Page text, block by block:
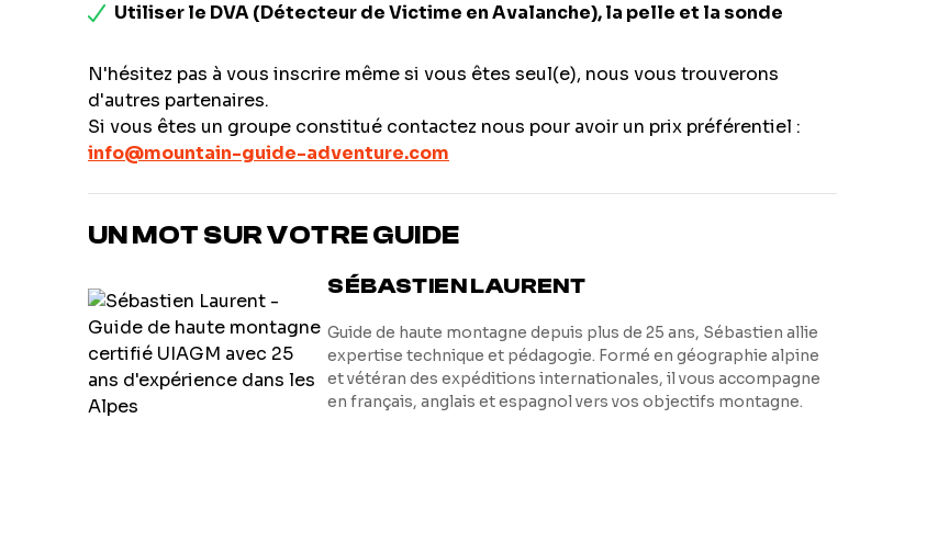
Utiliser le DVA (Détecteur de Victime en Avalanche), la pelle et la sonde
N'hésitez pas à vous inscrire même si vous êtes seul(e), nous vous trouverons
d'autres partenaires.
Si vous êtes un groupe constitué contactez nous pour avoir un prix préférentiel :
info@mountain-guide-adventure.com
UN MOT SUR VOTRE GUIDE
SÉBASTIEN LAURENT
Guide de haute montagne depuis plus de 25 ans, Sébastien allie
expertise technique et pédagogie. Formé en géographie alpine
et vétéran des expéditions internationales, il vous accompagne
en français, anglais et espagnol vers vos objectifs montagne.